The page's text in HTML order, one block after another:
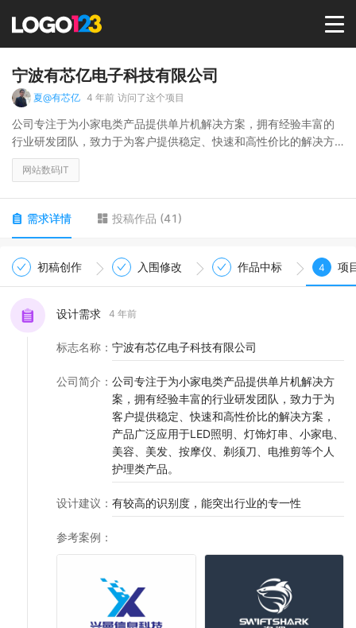
首页
选择套餐→
商标版权
LOGO
宁波有芯亿电子科技有限公司
夏@有芯亿 4 年前 访问了这个项目
公司专注于为小家电类产品提供单片机解决方案，拥有经验丰富的
行业研发团队，致力于为客户提供稳定、快速和高性价比的解决方
案，产品广泛应用于LED照明、灯饰灯串、小家电、美容、美发、按
摩仪、剃须刀、电推剪等个人护理类产品。
网站数码IT
需求详情 投稿作品 (41 )
初稿创作 入围修改 作品中标 4 项
设计需求 4 年前
标志名称 ： 宁波有芯亿电子科技有限公司
公司简介 ： 公司专注于为小家电类产品提供单片机解决方
案，拥有经验丰富的行业研发团队，致力于为
客户提供稳定、快速和高性价比的解决方案，
产品广泛应用于LED照明、灯饰灯串、小家电、
美容、美发、按摩仪、剃须刀、电推剪等个人
护理类产品。
设计建议 ： 有较高的识别度，能突出行业的专一性
参考案例 ：